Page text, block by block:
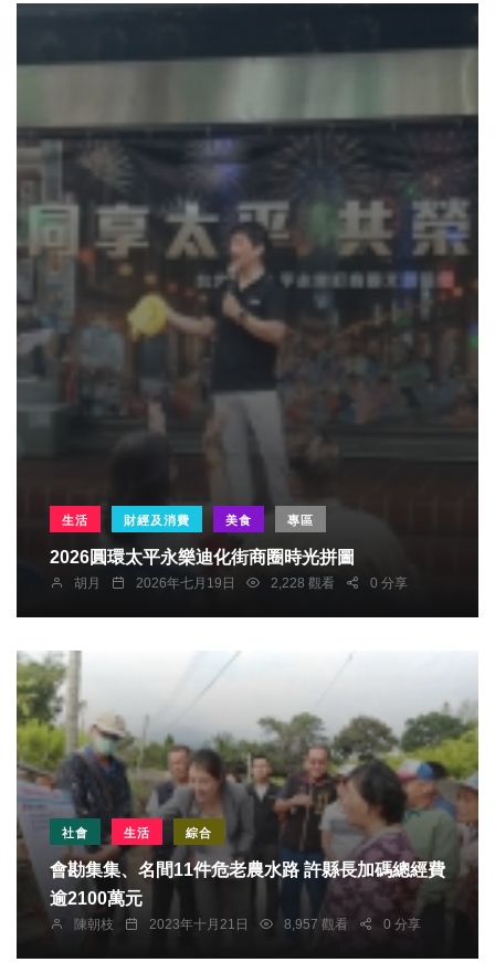
生活 財經及消費 美食 專區
​2026圓環太平永樂迪化街商圈時光拼圖
胡月 2026年七月19日 2,228 觀看 0 分享
社會 生活 綜合
會勘集集、名間11件危老農水路 許縣長加碼總經費
逾2100萬元
陳朝枝 2023年十月21日 8,957 觀看 0 分享